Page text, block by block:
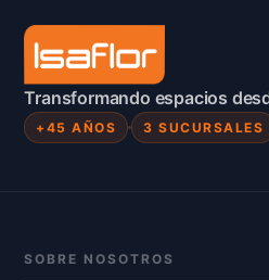
Transformando espacios
+45 AÑOS 3 SUCURSALES
SOBRE NOSOTROS